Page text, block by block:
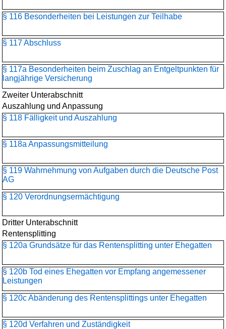
§ 116 Besonderheiten bei Leistungen zur Teilhabe
§ 117 Abschluss
§ 117a Besonderheiten beim Zuschlag an Entgeltpunkten für
langjährige Versicherung
Zweiter Unterabschnitt
Auszahlung und Anpassung
§ 118 Fälligkeit und Auszahlung
§ 118a Anpassungsmitteilung
§ 119 Wahrnehmung von Aufgaben durch die Deutsche Post
AG
§ 120 Verordnungsermächtigung
Dritter Unterabschnitt
Rentensplitting
§ 120a Grundsätze für das Rentensplitting unter Ehegatten
§ 120b Tod eines Ehegatten vor Empfang angemessener
Leistungen
§ 120c Abänderung des Rentensplittings unter Ehegatten
§ 120d Verfahren und Zuständigkeit